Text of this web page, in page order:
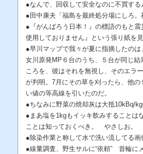
●なんで、回収して安全なのに不買す
●田中康夫「福島を最終処分場にしろ
●『がんばろう日本！』の標語のもと
使用しておりません』という張り紙を見
●早川マップで我々が夏に指摘したの
女川原発MP６台のうち、５台が同じ
ころを、彼はそれを無視し、そのエラ
が判明。7月にその草を刈ったら、他
い値の等高線を引いたのだ。
●ちなみに野菜の焼却灰は大抵10kBq/kg
●まあ塩を1kgもイッキ飲みすることは
ことは知っておくべき。 やさしお。
●除染作業と称して水で洗い流してる
●線量調査、野生サルに“依頼” 首輪に